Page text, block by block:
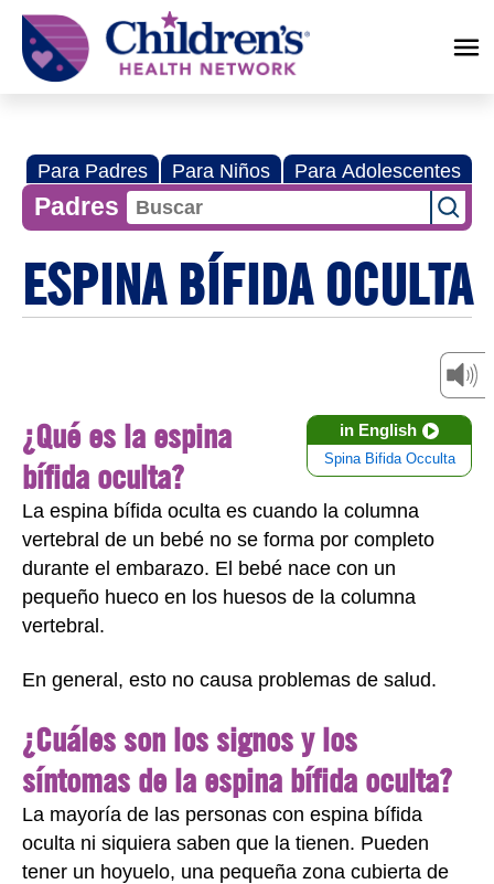
Children's
Health
Network
Para Padres Para Niños Para Adolescentes
Padres
ESPINA BÍFIDA OCULTA
in English
Spina Bifida Occulta
¿Qué es la espina
bífida oculta?
La espina bífida oculta es cuando la columna
vertebral de un bebé no se forma por completo
durante el embarazo. El bebé nace con un
pequeño hueco en los huesos de la columna
vertebral.
En general, esto no causa problemas de salud.
¿Cuáles son los signos y los
síntomas de la espina bífida oculta?
La mayoría de las personas con espina bífida
oculta ni siquiera saben que la tienen. Pueden
tener un hoyuelo, una pequeña zona cubierta de